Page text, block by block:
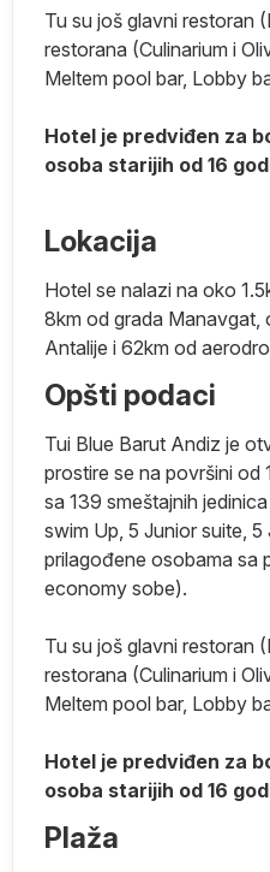
Tu su još glavni restoran
restorana (Culinarium i
Meltem pool bar, Lobby
Hotel je predviđen za
osoba starijih od 16
Lokacija
Hotel se nalazi na oko
8km od grada Manavgat,
Antalije i 62km od
Opšti podaci
Tui Blue Barut Andiz je
prostire se na površini od
sa 139 smeštajnih
swim Up, 5 Junior suite,
prilagođene osobama sa
economy sobe).
Tu su još glavni restoran
restorana (Culinarium i
Meltem pool bar, Lobby
Hotel je predviđen za
osoba starijih od 16
Plaža